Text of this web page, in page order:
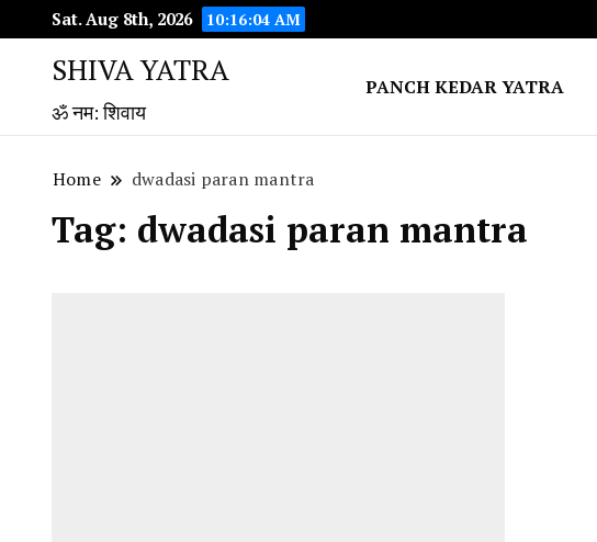
Sat. Aug 8th, 2026 10:16:05 AM
SHIVA YATRA
ॐ नम: शिवाय
PANCH KEDAR YATRA
Home dwadasi paran mantra
Tag: dwadasi paran mantra